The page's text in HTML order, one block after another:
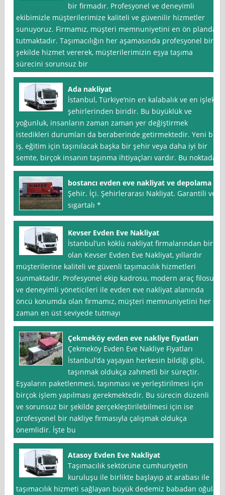
bir firmadır. Profesyonel ve deneyimli
ekibimizle müşterilerimize kaliteli ve güvenilir hizmetler
sunuyoruz. Firmamız, müşteri memnuniyetini en ön planda
tutmaktadır. Taşımacılığın her aşamasında profesyonel bir
şekilde hizmet vererek, müşterilerimizin eşya taşıma
sürecini sorunsuz bir
Ada nakliyat
İstanbul, Türkiye’nin en kalabalık ve en işlek
şehirlerinden biridir. Bu büyüklük ve
yoğunluk, insanların zaman zaman yer değiştirmek
istedikleri durumları da beraberinde getirmektedir. Yeni bir
iş, eğitim için taşınılacak başka bir şehir veya daha iyi bir
semte, birçok insanın taşınma ihtiyaçları vardır. Bu noktada
bostancı evden eve nakliyat ve depolama
Şehir. İçi. Şehirlerarası Nakliyat. Garantili ve
sıgartalı *
Kevser Evden Eve Nakliyat
İstanbul’un köklü nakliyat firmalarından biri
olan Kevser Evden Eve Nakliyat, yıllardır
müşterilerine kaliteli ve güvenli taşımacılık hizmetleri
sunmaktadır. Profesyonel ekip kadrosu, modern araç filosu
ve deneyimli yöneticileri ile evden eve nakliyat alanında
öncü konumda olan firmamız, müşteri memnuniyetini her
zaman en üst seviyede tutmayı
Çekmeköy evden eve nakliye fiyatları
Çekmeköy Evden Eve Nakliye Fiyatları
İstanbul‘da yaşayan herkesin bildiği gibi,
taşınmak oldukça zahmetli bir süreçtir.
Eşyaların paketlenmesi, taşınması ve yerleştirilmesi için
birçok işlem yapılması gerekmektedir. Bu sürecin düzenli
ve sorunsuz bir şekilde gerçekleştirilebilmesi için ise
profesyonel bir nakliye firmasıyla çalışmak oldukça
önemlidir. İşte bu
Atasoy Evden Eve Nakliyat
Taşımacılık sektörüne cumhuriyetin
kuruluşu ile birlikte başlayıp at arabası ile
taşımacılık hizmeti sağlayan büyük dedemiz babadan oğula